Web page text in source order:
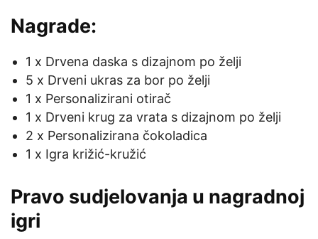
Nagrade:
1 x Drvena daska s dizajnom po želji
5 x Drveni ukras za bor po želji
1 x Personalizirani otirač
1 x Drveni krug za vrata s dizajnom po želji
2 x Personalizirana čokoladica
1 x Igra križić-kružić
Pravo sudjelovanja u nagradnoj
igri